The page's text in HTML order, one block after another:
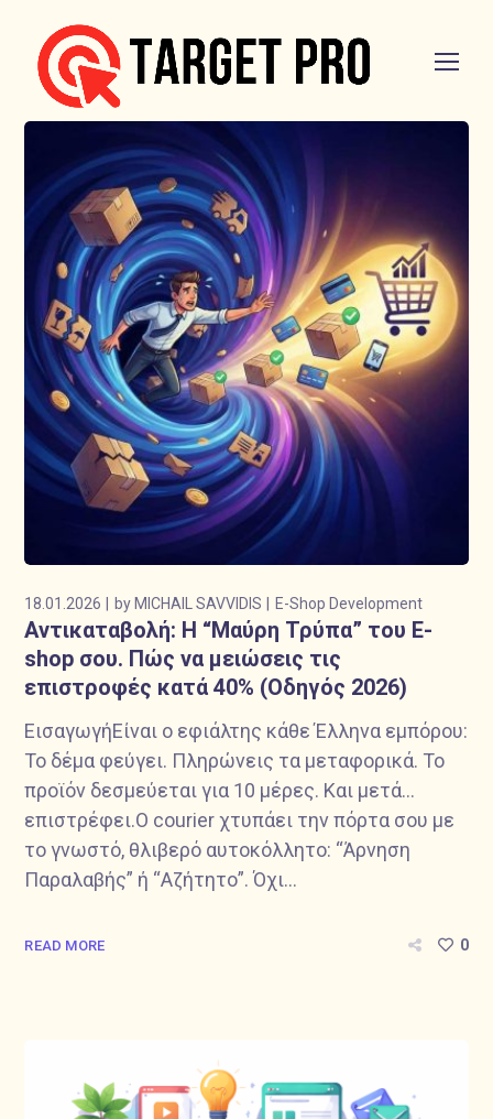
18.01.2026 by MICHAIL SAVVIDIS E-Shop Development
Αντικαταβολή: Η “Μαύρη Τρύπα” του E-
shop σου. Πώς να μειώσεις τις
επιστροφές κατά 40% (Οδηγός 2026)
ΕισαγωγήΕίναι ο εφιάλτης κάθε Έλληνα εμπόρου:
Το δέμα φεύγει. Πληρώνεις τα μεταφορικά. Το
προϊόν δεσμεύεται για 10 μέρες. Και μετά…
επιστρέφει.Ο courier χτυπάει την πόρτα σου με
το γνωστό, θλιβερό αυτοκόλλητο: “Άρνηση
Παραλαβής” ή “Αζήτητο”. Όχι...
READ MORE 0